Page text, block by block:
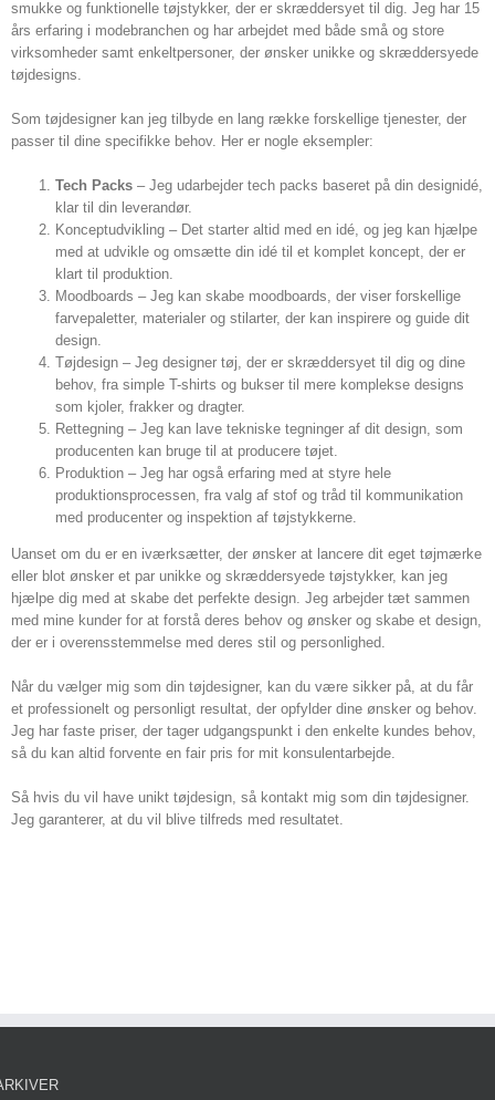
smukke og funktionelle tøjstykker, der er skræddersyet til dig. Jeg har 15
års erfaring i modebranchen og har arbejdet med både små og store
virksomheder samt enkeltpersoner, der ønsker unikke og skræddersyede
tøjdesigns.
Som tøjdesigner kan jeg tilbyde en lang række forskellige tjenester, der
passer til dine specifikke behov. Her er nogle eksempler:
Tech Packs – Jeg udarbejder tech packs baseret på din designidé,
klar til din leverandør.
Konceptudvikling – Det starter altid med en idé, og jeg kan hjælpe
med at udvikle og omsætte din idé til et komplet koncept, der er
klart til produktion.
Moodboards – Jeg kan skabe moodboards, der viser forskellige
farvepaletter, materialer og stilarter, der kan inspirere og guide dit
design.
Tøjdesign – Jeg designer tøj, der er skræddersyet til dig og dine
behov, fra simple T-shirts og bukser til mere komplekse designs
som kjoler, frakker og dragter.
Rettegning – Jeg kan lave tekniske tegninger af dit design, som
producenten kan bruge til at producere tøjet.
Produktion – Jeg har også erfaring med at styre hele
produktionsprocessen, fra valg af stof og tråd til kommunikation
med producenter og inspektion af tøjstykkerne.
Uanset om du er en iværksætter, der ønsker at lancere dit eget tøjmærke
eller blot ønsker et par unikke og skræddersyede tøjstykker, kan jeg
hjælpe dig med at skabe det perfekte design. Jeg arbejder tæt sammen
med mine kunder for at forstå deres behov og ønsker og skabe et design,
der er i overensstemmelse med deres stil og personlighed.
Når du vælger mig som din tøjdesigner, kan du være sikker på, at du får
et professionelt og personligt resultat, der opfylder dine ønsker og behov.
Jeg har faste priser, der tager udgangspunkt i den enkelte kundes behov,
så du kan altid forvente en fair pris for mit konsulentarbejde.
Så hvis du vil have unikt tøjdesign, så kontakt mig som din tøjdesigner.
Jeg garanterer, at du vil blive tilfreds med resultatet.